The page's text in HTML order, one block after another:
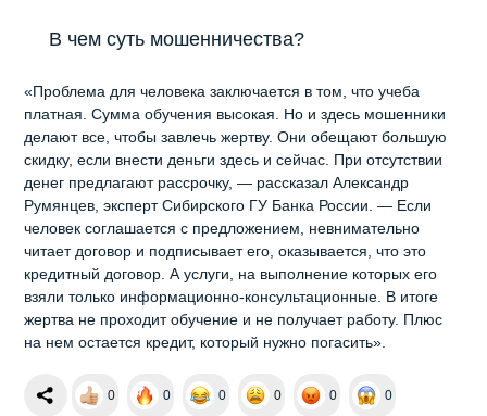
В чем суть мошенничества?
«Проблема для человека заключается в том, что учеба
платная. Сумма обучения высокая. Но и здесь мошенники
делают все, чтобы завлечь жертву. Они обещают большую
скидку, если внести деньги здесь и сейчас. При отсутствии
денег предлагают рассрочку, — рассказал Александр
Румянцев, эксперт Сибирского ГУ Банка России. — Если
человек соглашается с предложением, невнимательно
читает договор и подписывает его, оказывается, что это
кредитный договор. А услуги, на выполнение которых его
взяли только информационно-консультационные. В итоге
жертва не проходит обучение и не получает работу. Плюс
на нем остается кредит, который нужно погасить».
0 0 0 0 0 0